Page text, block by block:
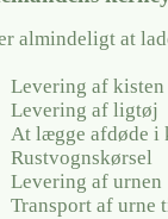
almindeligt at
Levering af kisten
Levering af ligtøj
At lægge afdøde i
Rustvognskørsel
Levering af urnen
Transport af urne